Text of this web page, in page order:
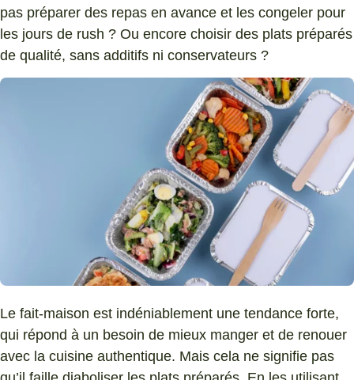
pas préparer des repas en avance et les congeler pour
les jours de rush ? Ou encore choisir des plats préparés
de qualité, sans additifs ni conservateurs ?
Le fait-maison est indéniablement une tendance forte,
qui répond à un besoin de mieux manger et de renouer
avec la cuisine authentique. Mais cela ne signifie pas